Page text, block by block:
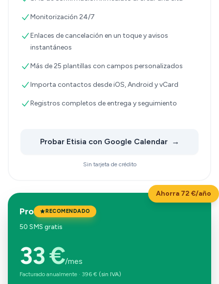
Monitorización 24/7
Enlaces de cancelación en un toque y avisos
instantáneos
Más de 25 plantillas con campos personalizados
Importa contactos desde iOS, Android y vCard
Registros completos de entrega y seguimiento
Probar Etisia con Google Calendar →
Sin tarjeta de crédito
Ahorra 72 €/año
Pro RECOMENDADO
50 SMS gratis
33 €/mes
Facturado anualmente · 396 € (sin IVA)